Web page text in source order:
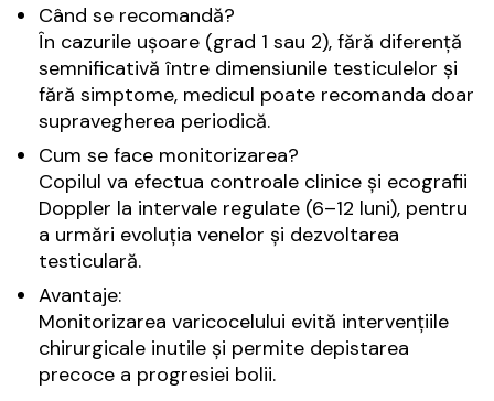
Când se recomandă?
În cazurile ușoare (grad 1 sau 2), fără diferență
semnificativă între dimensiunile testiculelor și
fără simptome, medicul poate recomanda doar
supravegherea periodică.
Cum se face monitorizarea?
Copilul va efectua controale clinice și ecografii
Doppler la intervale regulate (6–12 luni), pentru
a urmări evoluția venelor și dezvoltarea
testiculară.
Avantaje:
Monitorizarea varicocelului evită intervențiile
chirurgicale inutile și permite depistarea
precoce a progresiei bolii.